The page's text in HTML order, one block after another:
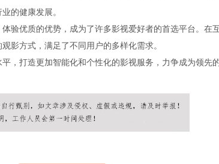
的健康发展。
验优质的优势，成为了许多影视爱好者的首选平台。在
影方式，满足了不同用户的多样化需求。
，打造更加智能化和个性化的影视服务，力争成为领先